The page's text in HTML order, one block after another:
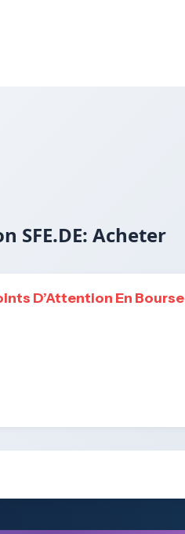
SFE.DE: Acheter
D’Attention En Bourse